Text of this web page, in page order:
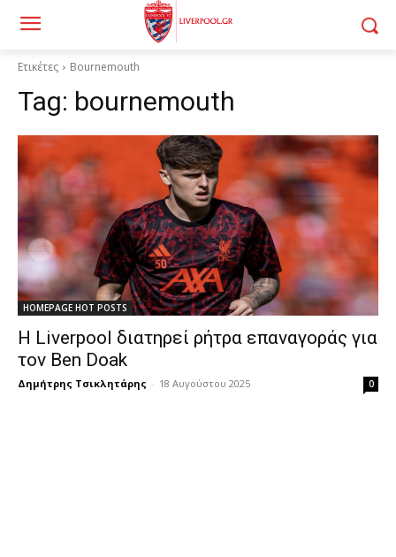
Ετικέτες Bournemouth
Tag: bournemouth
HOMEPAGE HOT POSTS
Η Liverpool διατηρεί ρήτρα επαναγοράς για
τον Ben Doak
Δημήτρης Τσικλητάρης - 18 Αυγούστου 2025 0